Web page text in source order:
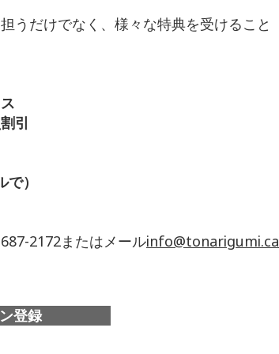
うだけでなく、様々な特典を受けること
引
）
2172またはメールinfo@tonarigumi.ca
登録